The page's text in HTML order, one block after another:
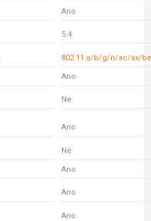
Ano
5.4
802.11 a/b/g/n/ac/ax/be
Ano
Ne
Ano
Ne
Ano
Ano
Ano